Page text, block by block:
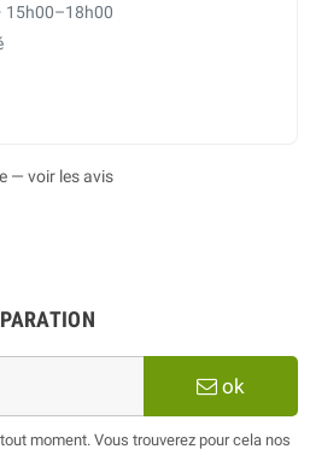
15h00–18h00
— voir les avis
ok
moment. Vous trouverez pour cela nos